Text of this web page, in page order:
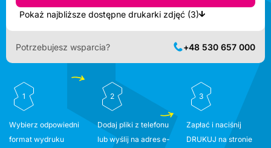
Pokaż najbliższe dostępne drukarki zdjęć (3)
Potrzebujesz wsparcia? +48 530 657 000
1
Wybierz odpowiedni
format wydruku
2
Dodaj pliki z telefonu
lub wyślij na adres e-
3
Zapłać i naciśnij
DRUKUJ na stronie